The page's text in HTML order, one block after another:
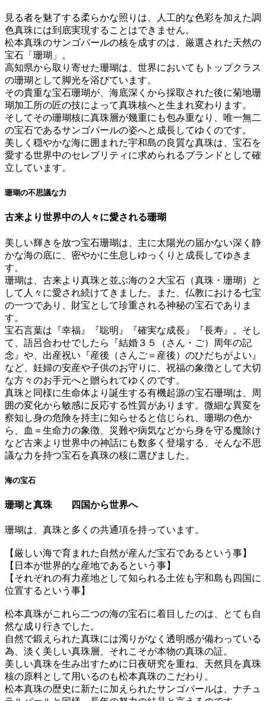
見る者を魅了する柔らかな照りは、人工的な色彩を加えた調
色真珠には到底実現することはできません。
松本真珠のサンゴパールの核を成すのは、厳選された天然の
宝石「珊瑚」。
高知県から取り寄せた珊瑚は、世界においてもトップクラス
の珊瑚として脚光を浴びています。
その貴重な宝石珊瑚が、海底深くから採取された後に菊地珊
瑚加工所の匠の技によって真珠核へと生まれ変わります。
そしてその珊瑚核に真珠層が幾重にも包み重なり、唯一無二
の宝石であるサンゴパールの姿へと成長してゆくのです。
美しく穏やかな海に囲まれた宇和島の良質な真珠は、宝石を
愛する世界中のセレブリティに求められるブランドとして確
立しています。
珊瑚の不思議な力
古来より世界中の人々に愛される珊瑚
美しい輝きを放つ宝石珊瑚は、主に太陽光の届かない深く静
かな海の底に、密やかに生息しゆっくりと成長してゆきま
す。
珊瑚は、古来より真珠と並ぶ海の２大宝石（真珠・珊瑚）と
して人々に愛され続けてきました。また、仏教における七宝
の一つであり、財宝として珍重される神秘の宝石でありま
す。
宝石言葉は『幸福』『聡明』『確実な成長』『長寿』。そし
て、語呂合わせでしたら『結婚３５（さん・ご）周年の記
念』や、出産祝い『産後（さんご＝産後）のひだちがよい』
など、妊婦の安産や子供のお守りに、祝福の象徴として大切
な方々のお手元へと贈られてゆくのです。
真珠と同様に生命体より誕生する有機起源の宝石珊瑚は、周
囲の変化から敏感に反応する性質があります。微細な異変を
察知し身の危険を持主に知らせると信じられ、珊瑚の色か
ら、血＝生命力の象徴、災難や病気などから身を守る魔除け
など古来より世界中の神話にも数多く登場する、そんな不思
議な力を持つ宝石を真珠の核に選びました。
海の宝石
珊瑚と真珠 四国から世界へ
珊瑚は、真珠と多くの共通項を持っています。
【厳しい海で育まれた自然が産んだ宝石であるという事】
【日本が世界的な産地であるという事】
【それぞれの有力産地として知られる土佐も宇和島も四国に
位置するという事】
松本真珠がこれら二つの海の宝石に着目したのは、とても自
然な成り行きでした。
自然で鍛えられた真珠には濁りがなく透明感が備わっている
為、淡く美しい真珠層、それこそが本物の真珠の証。
美しい真珠を生み出すために日夜研究を重ね、天然貝を真珠
核の原料として用いるのも松本真珠のこだわり。
松本真珠の歴史に新たに加えられたサンゴパールは、ナチュ